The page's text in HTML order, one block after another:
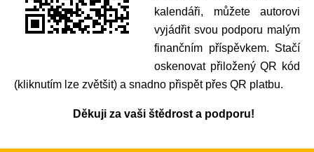
kalendáři, můžete autorovi
vyjádřit svou podporu malým
finančním příspěvkem. Stačí
oskenovat přiložený QR kód
(kliknutím lze zvětšit) a snadno přispět přes QR platbu.
Děkuji za vaši štědrost a podporu!